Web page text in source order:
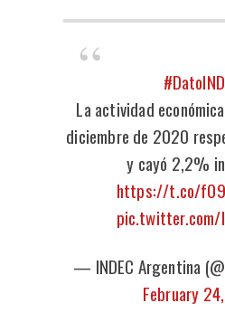
La actividad
diciembre de 2020
y cayó 2,2%
https://t.co/
pic.twitter.com/
— INDEC Argentina
February